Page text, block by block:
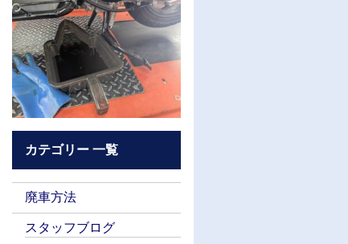
カテゴリー 一覧
廃車方法
スタッフブログ